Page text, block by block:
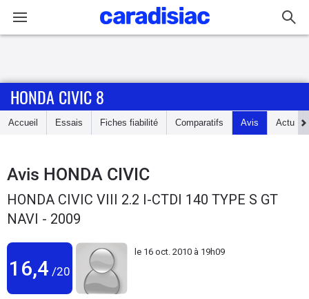
Accueil
Essais
Guide
d'achat
Utilitaires
HONDA CIVIC 8
Accueil Essais Fiches fiabilité Comparatifs Avis Actu
Avis HONDA CIVIC
HONDA CIVIC VIII 2.2 I-CTDI 140 TYPE S GT
NAVI - 2009
16,4 /20
le 16 oct. 2010 à 19h09